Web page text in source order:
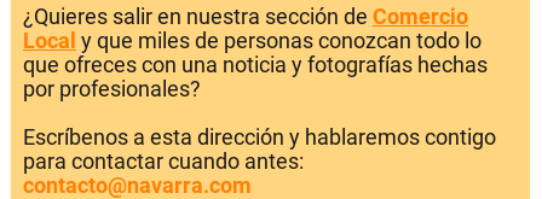
¿Quieres salir en nuestra sección de Comercio
Local y que miles de personas conozcan todo lo
que ofreces con una noticia y fotografías hechas
por profesionales?
Escríbenos a esta dirección y hablaremos contigo
para contactar cuando antes:
contacto@navarra.com